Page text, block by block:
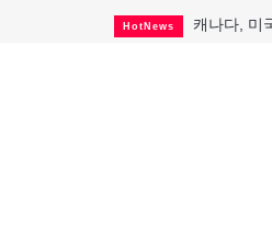
HotNews 캐나다, 미